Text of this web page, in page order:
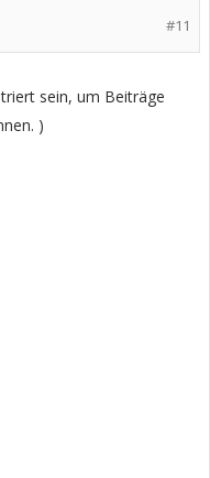
#11
sein, um Beiträge
)